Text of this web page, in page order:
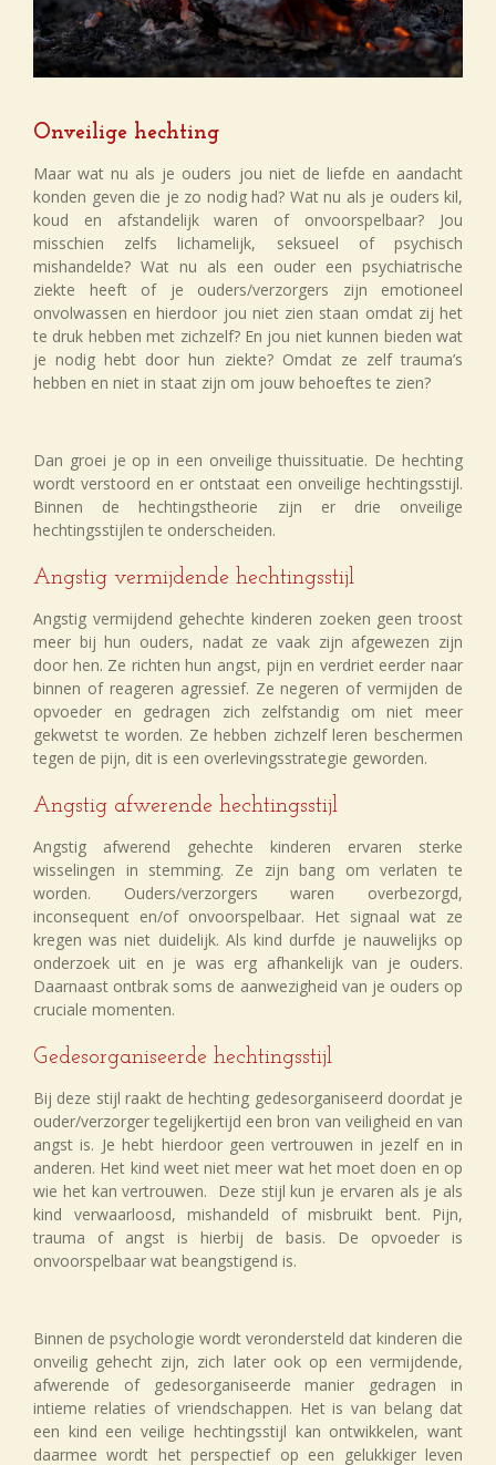
Onveilige hechting
Maar wat nu als je ouders jou niet de liefde en aandacht
konden geven die je zo nodig had? Wat nu als je ouders kil,
koud en afstandelijk waren of onvoorspelbaar? Jou
misschien zelfs lichamelijk, seksueel of psychisch
mishandelde? Wat nu als een ouder een psychiatrische
ziekte heeft of je ouders/verzorgers zijn emotioneel
onvolwassen en hierdoor jou niet zien staan omdat zij het
te druk hebben met zichzelf? En jou niet kunnen bieden wat
je nodig hebt door hun ziekte? Omdat ze zelf trauma’s
hebben en niet in staat zijn om jouw behoeftes te zien?
Dan groei je op in een onveilige thuissituatie. De hechting
wordt verstoord en er ontstaat een onveilige hechtingsstijl.
Binnen de hechtingstheorie zijn er drie onveilige
hechtingsstijlen te onderscheiden.
Angstig vermijdende hechtingsstijl
Angstig vermijdend gehechte kinderen zoeken geen troost
meer bij hun ouders, nadat ze vaak zijn afgewezen zijn
door hen. Ze richten hun angst, pijn en verdriet eerder naar
binnen of reageren agressief. Ze negeren of vermijden de
opvoeder en gedragen zich zelfstandig om niet meer
gekwetst te worden. Ze hebben zichzelf leren beschermen
tegen de pijn, dit is een overlevingsstrategie geworden.
Angstig afwerende hechtingsstijl
Angstig afwerend gehechte kinderen ervaren sterke
wisselingen in stemming. Ze zijn bang om verlaten te
worden. Ouders/verzorgers waren overbezorgd,
inconsequent en/of onvoorspelbaar. Het signaal wat ze
kregen was niet duidelijk. Als kind durfde je nauwelijks op
onderzoek uit en je was erg afhankelijk van je ouders.
Daarnaast ontbrak soms de aanwezigheid van je ouders op
cruciale momenten.
Gedesorganiseerde hechtingsstijl
Bij deze stijl raakt de hechting gedesorganiseerd doordat je
ouder/verzorger tegelijkertijd een bron van veiligheid en van
angst is. Je hebt hierdoor geen vertrouwen in jezelf en in
anderen. Het kind weet niet meer wat het moet doen en op
wie het kan vertrouwen. Deze stijl kun je ervaren als je als
kind verwaarloosd, mishandeld of misbruikt bent. Pijn,
trauma of angst is hierbij de basis. De opvoeder is
onvoorspelbaar wat beangstigend is.
Binnen de psychologie wordt verondersteld dat kinderen die
onveilig gehecht zijn, zich later ook op een vermijdende,
afwerende of gedesorganiseerde manier gedragen in
intieme relaties of vriendschappen. Het is van belang dat
een kind een veilige hechtingsstijl kan ontwikkelen, want
daarmee wordt het perspectief op een gelukkiger leven